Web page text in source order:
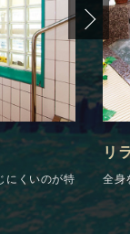
にくいのが特
リ
全身